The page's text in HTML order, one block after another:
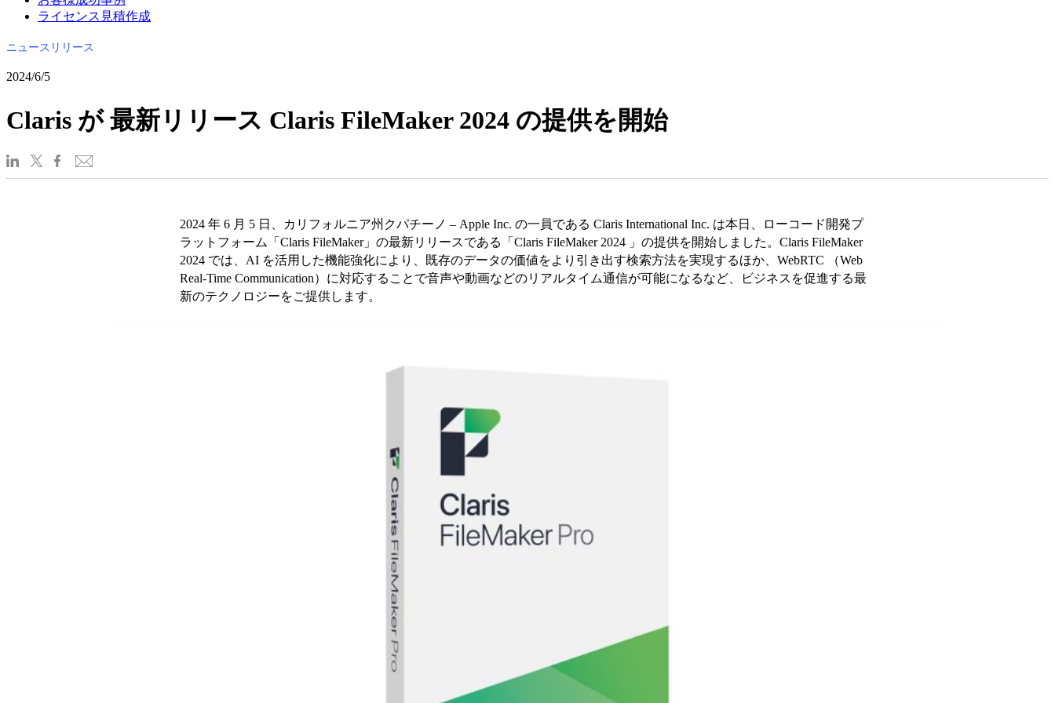
ライセンス見積作成
ニュースリリース
2024/6/5
Claris が 最新リリース Claris FileMaker 2024 の提供を開始
2024 年 6 月 5 日、カリフォルニア州クパチーノ – Apple Inc. の一員である Claris International Inc. は本日、ローコード開発プ
ラットフォーム「Claris FileMaker」の最新リリースである「Claris FileMaker 2024 」の提供を開始しました。Claris FileMaker
2024 では、AI を活用した機能強化により、既存のデータの価値をより引き出す検索方法を実現するほか、WebRTC （Web
Real-Time Communication）に対応することで音声や動画などのリアルタイム通信が可能になるなど、ビジネスを促進する最
新のテクノロジーをご提供します。